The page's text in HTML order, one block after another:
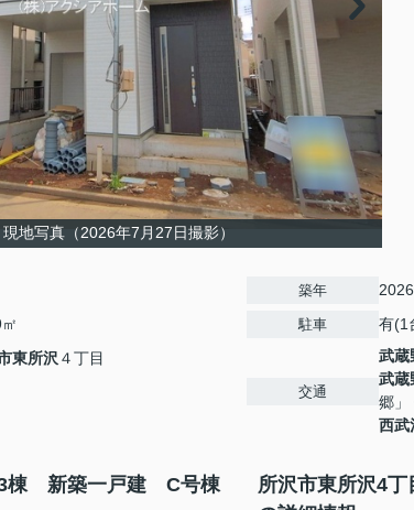
現地写真（2026年7月27日撮影）
東所沢 ４丁目
築年
駐車 有(1
交通
武蔵
武蔵
郷」
西武
3棟 新築一戸建 C号棟
所沢市東所沢4